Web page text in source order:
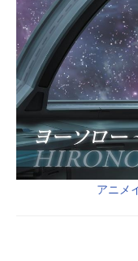
アニメ